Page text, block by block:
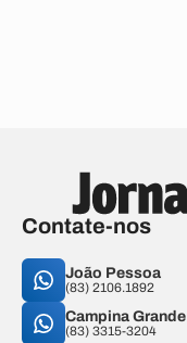
Contate-nos
João Pessoa
(83) 2106.1892
Campina Grande
(83) 3315-3204